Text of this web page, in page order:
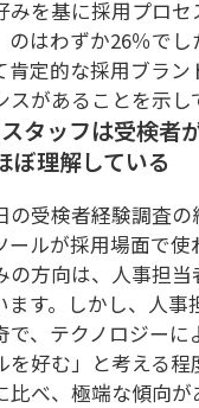
みを基に採用プロ
のはわずか26％で
肯定的な採用ブラン
があることを示し
タッフは受検者
ぼ理解している
の受検者経験調査の
ールが採用場面で使
の方向は、人事担
ます。しかし、人事
で、テクノロジーに
を好む」と考える程
べ、極端な傾向が